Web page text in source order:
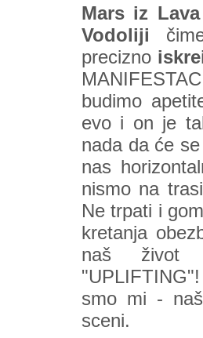
Mars iz
Vodoliji
precizno
budimo
evo i on je
nada da će
nas
nismo na
Ne trpati i
kretanja
naš život
smo mi -
sceni.